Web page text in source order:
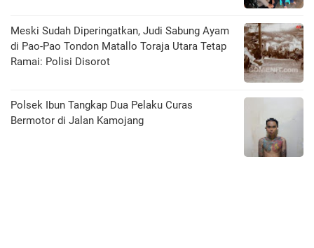
Meski Sudah Diperingatkan, Judi Sabung Ayam
di Pao-Pao Tondon Matallo Toraja Utara Tetap
Ramai: Polisi Disorot
Polsek Ibun Tangkap Dua Pelaku Curas
Bermotor di Jalan Kamojang